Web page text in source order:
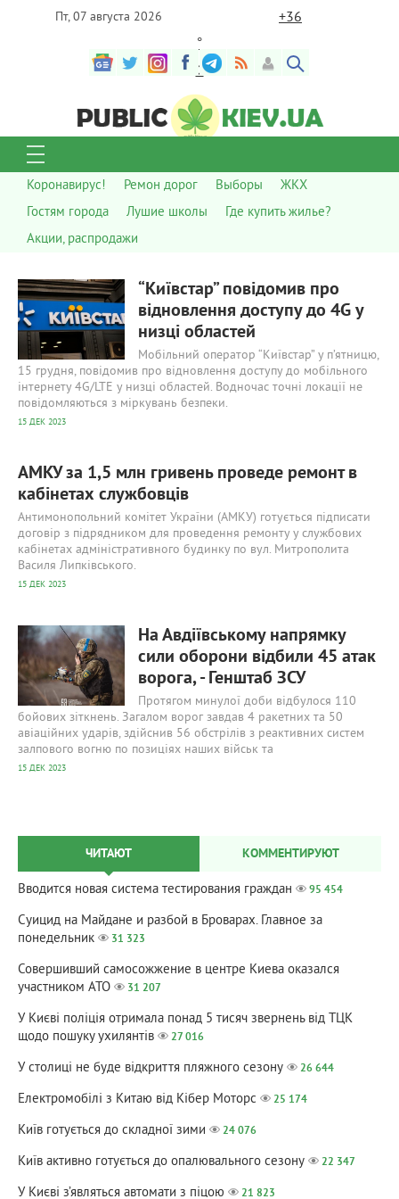
Пт, 07 августа 2026 +36
°
C
Коронавирус! Ремон дорог Выборы
ЖКХ
Гостям города
Лушие школы
Где купить жилье?
Акции, распродажи
“Київстар” повідомив про
відновлення доступу до 4G у
низці областей
Мобільний оператор “Київстар” у п’ятницю,
15 грудня, повідомив про відновлення доступу до мобільного
інтернету 4G/LTE у низці областей. Водночас точні локації не
повідомляються з міркувань безпеки.
15 ДЕК 2023
АМКУ за 1,5 млн гривень проведе ремонт в
кабінетах службовців
Антимонопольний комітет України (АМКУ) готується підписати
договір з підрядником для проведення ремонту у службових
кабінетах адміністративного будинку по вул. Митрополита
Василя Липківського.
15 ДЕК 2023
На Авдіївському напрямку
сили оборони відбили 45 атак
ворога, - Генштаб ЗСУ
Протягом минулої доби відбулося 110
бойових зіткнень. Загалом ворог завдав 4 ракетних та 50
авіаційних ударів, здійснив 56 обстрілів з реактивних систем
залпового вогню по позиціях наших військ та
15 ДЕК 2023
ЧИТАЮТ КОММЕНТИРУЮТ
Вводится новая система тестирования граждан 95 454
Суицид на Майдане и разбой в Броварах. Главное за
понедельник
31 323
Совершивший самосожжение в центре Киева оказался
участником АТО
31 207
У Києві поліція отримала понад 5 тисяч звернень від ТЦК
щодо пошуку ухилянтів
27 016
У столиці не буде відкриття пляжного сезону 26 644
Електромобілі з Китаю від Кібер Моторс 25 174
Київ готується до складної зими 24 076
Київ активно готується до опалювального сезону 22 347
У Києві з’являться автомати з піцою 21 823